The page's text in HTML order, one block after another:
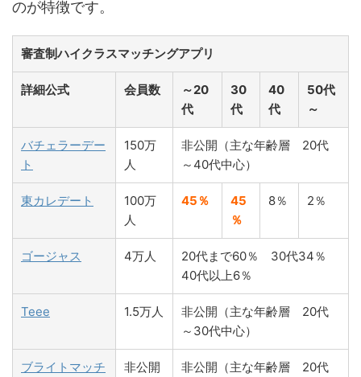
のが特徴です。
審査制ハイクラスマッチングアプリ
詳細公式 会員数
～20
代
30
代
40
代
50代
～
バチェラーデー
ト
150万
人
非公開（主な年齢層 20代
～40代中心）
東カレデート
100万
人
45％
45
％
8％ 2％
ゴージャス 4万人
20代まで60％ 30代34％
40代以上6％
Teee 1.5万人
非公開（主な年齢層 20代
～30代中心）
ブライトマッチ 非公開
非公開（主な年齢層 20代